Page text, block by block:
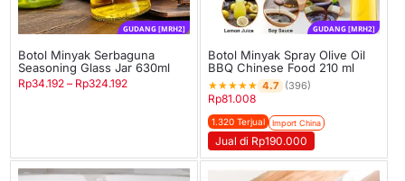
GUDANG [MRH2]
Botol Minyak Serbaguna
Seasoning Glass Jar 630ml
Rp34.192 – Rp324.192
GUDANG [MRH2]
Botol Minyak Spray Olive Oil
BBQ Chinese Food 210 ml
★★★★★ 4.7 (396)
Rp81.008
1.320 Terjual Import China
Jual di Rp190.000